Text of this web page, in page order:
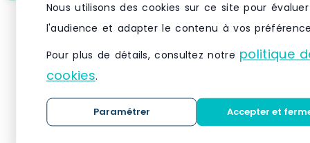
blo110a pour PML-1100, PML-1101,
PML-3100, PML3101, PGL-271,
Support ajustable L pour PML-1100, PML-
ajustable pour PML-1100, PML-1101, PML-
VOIR LE PRODUIT
h.3000
5713767 -
finition
Kg
Nous utilisons des cookies sur ce site pour évaluer
l'audience et adapter le contenu à vos
Pour plus de détails, consultez notre politique
cookies.
Paramétrer Accepter et